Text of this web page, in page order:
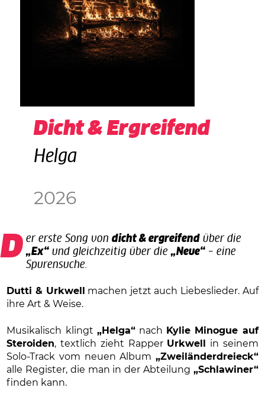
Dicht & Ergreifend
Helga
2026
Der erste Song von dicht & ergreifend über die
„Ex“ und gleichzeitig über die„Neue“ – eine
Spurensuche.
Dutti & Urkwell
machen jetzt auch Liebeslieder. Auf
ihre Art & Weise.
Musikalisch klingt „Helga“nach
Kylie Minogue auf
Steroiden, textlich zieht Rapper Urkwell
in seinem
Solo-Track vom neuen Album „Zweiländerdreieck“
alle Register, die man in der Abteilung „Schlawiner“
finden kann.